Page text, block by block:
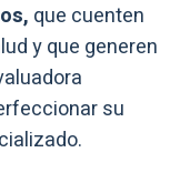
que cuenten
y que generen
su